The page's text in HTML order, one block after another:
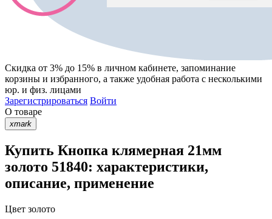
Скидка от 3% до 15% в личном кабинете, запоминание
корзины и избранного, а также удобная работа с несколькими
юр. и физ. лицами
Зарегистрироваться Войти
О товаре
xmark
Купить Кнопка клямерная 21мм
золото 51840: характеристики,
описание, применение
Цвет золото